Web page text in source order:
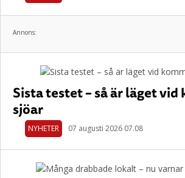
Annons:
Sista testet – så är läget
sjöar
NYHETER 07 augusti 2026 07.08